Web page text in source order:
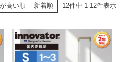
高い順 新着順 12件中 1-12件表示